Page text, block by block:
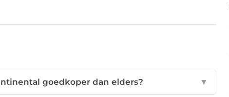
goedkoper dan elders? ▼